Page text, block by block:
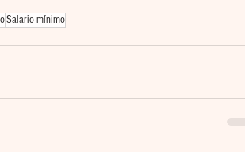
Salario mínimo